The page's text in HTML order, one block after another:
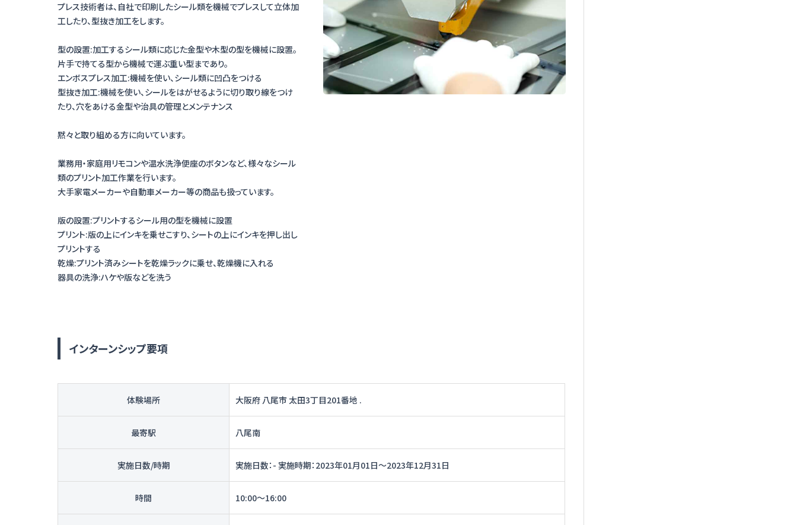
プレス技術者は、自社で印刷したシール類を機械でプレスして立体加
工したり、型抜き加工をします。
型の設置:加工するシール類に応じた金型や木型の型を機械に設置。
片手で持てる型から機械で運ぶ重い型まであり。
エンボスプレス加工:機械を使い、シール類に凹凸をつける
型抜き加工:機械を使い、シールをはがせるように切り取り線をつけ
たり、穴をあける金型や治具の管理とメンテナンス
黙々と取り組める方に向いています。
業務用・家庭用リモコンや温水洗浄便座のボタンなど、様々なシール
類のプリント加工作業を行います。
大手家電メーカーや自動車メーカー等の商品も扱っています。
版の設置:プリントするシール用の型を機械に設置
プリント:版の上にインキを乗せこすり、シートの上にインキを押し出し
プリントする
乾燥:プリント済みシートを乾燥ラックに乗せ、乾燥機に入れる
インターンシップ要項
体験場所 大阪府 八尾市 太田3丁目201番地 .
最寄駅 八尾南
実施日数/時期 実施日数：- 実施時期：2023年01月01日〜2023年12月31日
時間 10:00～16:00